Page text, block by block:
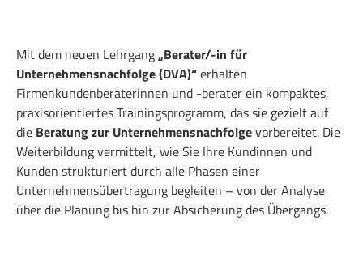
Mit dem neuen Lehrgang„Berater/-in für
Unternehmensnachfolge (DVA)“erhalten
Firmenkundenberaterinnen und -berater ein kompaktes,
praxisorientiertes Trainingsprogramm, das sie gezielt auf
die Beratung zur Unternehmensnachfolgevorbereitet. Die
Weiterbildung vermittelt, wie Sie Ihre Kundinnen und
Kunden strukturiert durch alle Phasen einer
Unternehmensübertragung begleiten – von der Analyse
über die Planung bis hin zur Absicherung des Übergangs.